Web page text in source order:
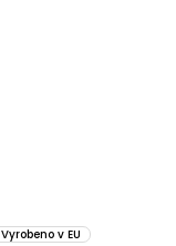
Vyrobeno v EU